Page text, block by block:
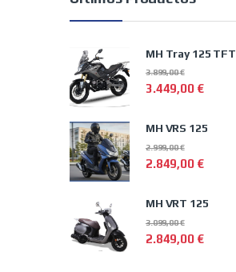
MH Tray 125 TFT
3.449,00 €
3.899,00€
MH VRS 125
2.849,00 €
2.999,00€
MH VRT 125
2.849,00 €
3.099,00€